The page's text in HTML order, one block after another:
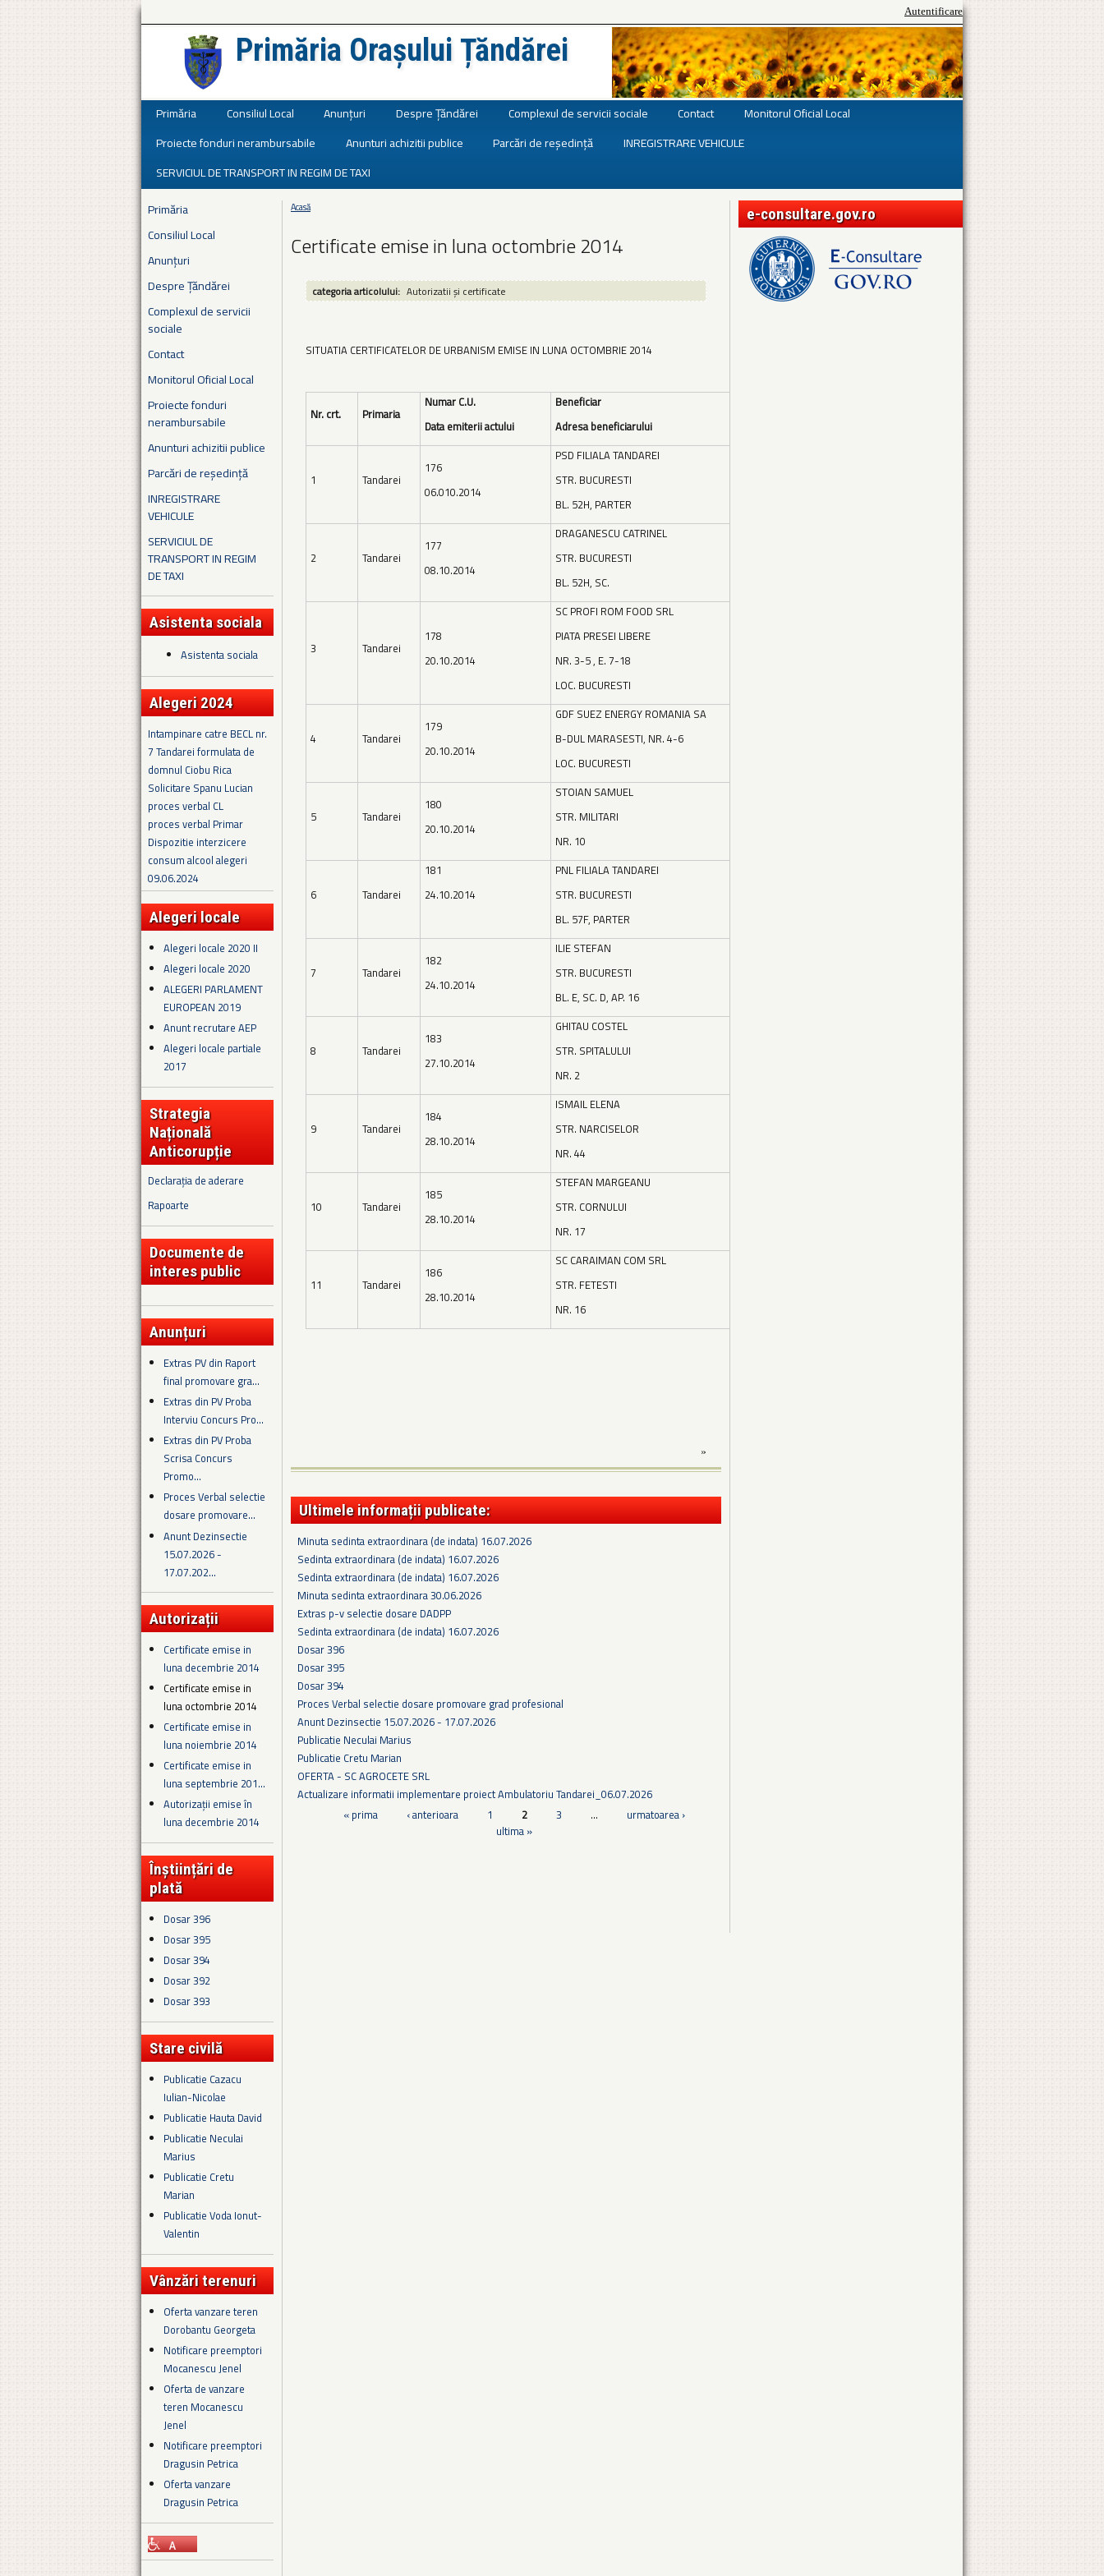
Autentificare
Primăria Orașului Țăndărei
Primăria Consiliul Local Anunțuri Despre Țăndărei Complexul de servicii sociale Contact
Monitorul Oficial Local
Proiecte fonduri nerambursabile
Anunturi achizitii publice Parcări de reședință
INREGISTRARE VEHICULE
SERVICIUL DE TRANSPORT IN REGIM DE TAXI
Primăria
Consiliul Local
Anunțuri
Despre Țăndărei
Complexul de servicii
sociale
Contact
Monitorul Oficial Local
Proiecte fonduri
nerambursabile
Anunturi achizitii publice
Parcări de reședință
INREGISTRARE
VEHICULE
SERVICIUL DE
TRANSPORT IN REGIM
DE TAXI
Asistenta sociala
Asistenta sociala
Alegeri 2024
Intampinare catre BECL nr.
7 Tandarei formulata de
domnul Ciobu Rica
Solicitare Spanu Lucian
proces verbal CL
proces verbal Primar
Dispozitie interzicere
consum alcool alegeri
09.06.2024
Alegeri locale
Alegeri locale 2020 II
Alegeri locale 2020
ALEGERI PARLAMENT
EUROPEAN 2019
Anunt recrutare AEP
Alegeri locale partiale
2017
Strategia
Națională
Anticorupție
Declarația de aderare
Rapoarte
Documente de
interes public
Anunțuri
Extras PV din Raport
final promovare gra...
Extras din PV Proba
Interviu Concurs Pro...
Extras din PV Proba
Scrisa Concurs
Promo...
Proces Verbal selectie
dosare promovare...
Anunt Dezinsectie
15.07.2026 -
17.07.202...
Autorizații
Certificate emise in
luna decembrie 2014
Certificate emise in
luna octombrie 2014
Certificate emise in
luna noiembrie 2014
Certificate emise in
luna septembrie 201...
Autorizații emise în
luna decembrie 2014
Înștiințări de
plată
Dosar 396
Dosar 395
Dosar 394
Dosar 392
Dosar 393
Stare civilă
Publicatie Cazacu
Iulian-Nicolae
Publicatie Hauta David
Publicatie Neculai
Marius
Publicatie Cretu
Marian
Publicatie Voda Ionut-
Valentin
Vânzări terenuri
Oferta vanzare teren
Dorobantu Georgeta
Notificare preemptori
Mocanescu Jenel
Oferta de vanzare
teren Mocanescu
Jenel
Notificare preemptori
Dragusin Petrica
Oferta vanzare
Dragusin Petrica
Eşti aici
Acasă
Certificate emise in luna octombrie 2014
categoria articolului: Autorizatii și certificate
SITUATIA CERTIFICATELOR DE URBANISM EMISE IN LUNA OCTOMBRIE 2014
Nr. crt. Primaria
Numar C.U.
Data emiterii actului
Beneficiar
Adresa beneficiarului
1 Tandarei
176
06.010.2014
PSD FILIALA TANDAREI
STR. BUCURESTI
BL. 52H, PARTER
2 Tandarei
177
08.10.2014
DRAGANESCU CATRINEL
STR. BUCURESTI
BL. 52H, SC.
3 Tandarei
178
20.10.2014
SC PROFI ROM FOOD SRL
PIATA PRESEI LIBERE
NR. 3-5 , E. 7-18
LOC. BUCURESTI
4 Tandarei
179
20.10.2014
GDF SUEZ ENERGY ROMANIA SA
B-DUL MARASESTI, NR. 4-6
LOC. BUCURESTI
5 Tandarei
180
20.10.2014
STOIAN SAMUEL
STR. MILITARI
NR. 10
6 Tandarei
181
24.10.2014
PNL FILIALA TANDAREI
STR. BUCURESTI
BL. 57F, PARTER
7 Tandarei
182
24.10.2014
ILIE STEFAN
STR. BUCURESTI
BL. E, SC. D, AP. 16
8 Tandarei
183
27.10.2014
GHITAU COSTEL
STR. SPITALULUI
NR. 2
9 Tandarei
184
28.10.2014
ISMAIL ELENA
STR. NARCISELOR
NR. 44
10 Tandarei
185
28.10.2014
STEFAN MARGEANU
STR. CORNULUI
NR. 17
11 Tandarei
186
28.10.2014
SC CARAIMAN COM SRL
STR. FETESTI
NR. 16
»
Ultimele informații publicate:
Minuta sedinta extraordinara (de indata) 16.07.2026
Sedinta extraordinara (de indata) 16.07.2026
Sedinta extraordinara (de indata) 16.07.2026
Minuta sedinta extraordinara 30.06.2026
Extras p-v selectie dosare DADPP
Sedinta extraordinara (de indata) 16.07.2026
Dosar 396
Dosar 395
Dosar 394
Proces Verbal selectie dosare promovare grad profesional
Anunt Dezinsectie 15.07.2026 - 17.07.2026
Publicatie Neculai Marius
Publicatie Cretu Marian
OFERTA - SC AGROCETE SRL
Actualizare informatii implementare proiect Ambulatoriu Tandarei_06.07.2026
Pagini« prima ‹ anterioara 1 2 3 …
urmatoarea ›
ultima »
e-consultare.gov.ro